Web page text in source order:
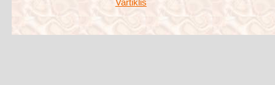
Vartiklis